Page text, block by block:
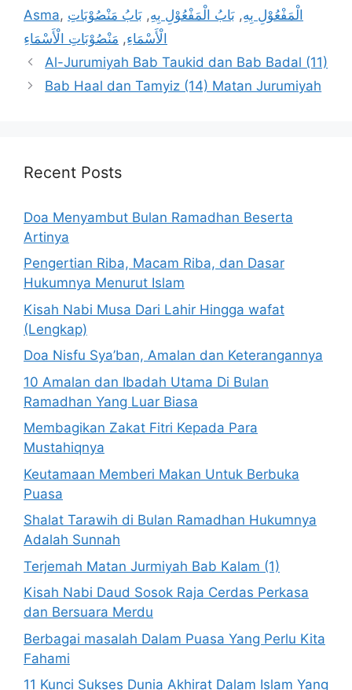
Asma, الْمَفْعُوْلِ بِهِ, بَابُ الْمَفْعُوْلِ بِهِ, بَابُ مَنْصُوْبَاتِ
الْأَسْمَاءِ, مَنْصُوْبَاتِ الْأَسْمَاءِ
Al-Jurumiyah Bab Taukid dan Bab Badal (11)
Bab Haal dan Tamyiz (14) Matan Jurumiyah
Recent Posts
Doa Menyambut Bulan Ramadhan Beserta
Artinya
Pengertian Riba, Macam Riba, dan Dasar
Hukumnya Menurut Islam
Kisah Nabi Musa Dari Lahir Hingga wafat
(Lengkap)
Doa Nisfu Sya’ban, Amalan dan Keterangannya
10 Amalan dan Ibadah Utama Di Bulan
Ramadhan Yang Luar Biasa
Membagikan Zakat Fitri Kepada Para
Mustahiqnya
Keutamaan Memberi Makan Untuk Berbuka
Puasa
Shalat Tarawih di Bulan Ramadhan Hukumnya
Adalah Sunnah
Terjemah Matan Jurmiyah Bab Kalam (1)
Kisah Nabi Daud Sosok Raja Cerdas Perkasa
dan Bersuara Merdu
Berbagai masalah Dalam Puasa Yang Perlu Kita
Fahami
11 Kunci Sukses Dunia Akhirat Dalam Islam Yang